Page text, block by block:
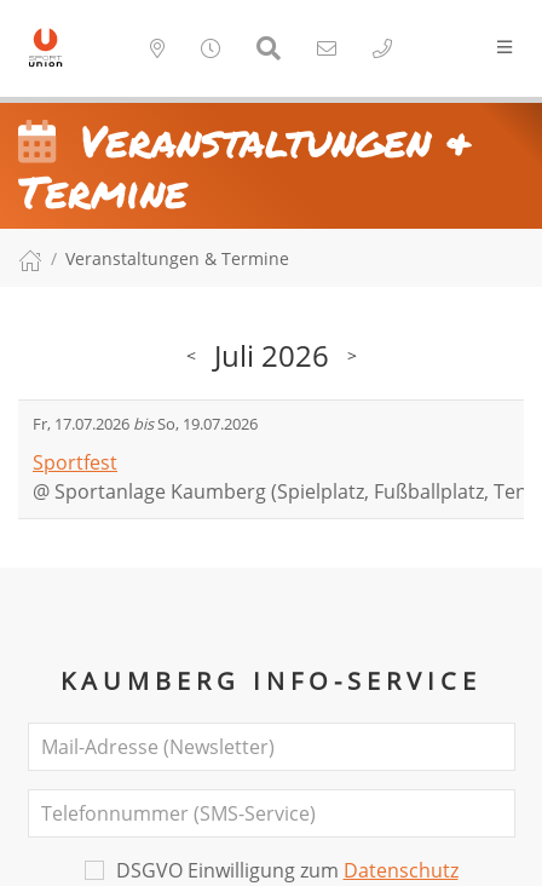
Veranstaltungen &
Termine
Veranstaltungen & Termine
< Juli 2026 >
Fr, 17.07.2026 bisSo, 19.07.2026
Sportfest
@ Sportanlage Kaumberg (Spielplatz, Fußballplatz,
KAUMBERG INFO-SERVICE
DSGVO Einwilligung zum Datenschutz